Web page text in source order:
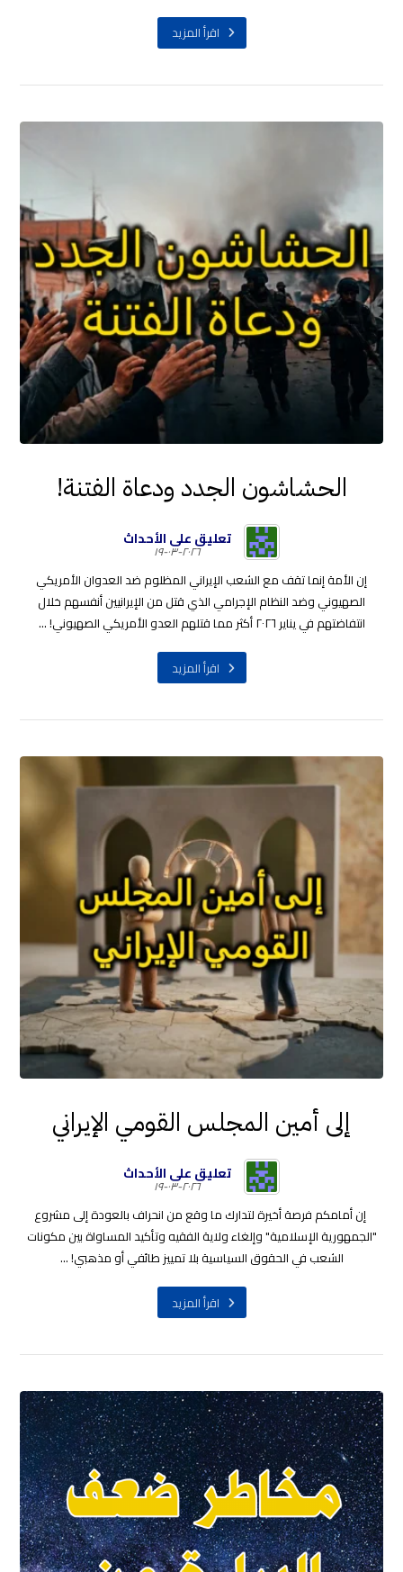
اقرأ المزيد
الحشاشون الجدد ودعاة الفتنة!
تعليق على الأحداث
٢٠٢٦-٠٣-١٩
إن الأمة إنما تقف مع الشعب الإيراني المظلوم ضد العدوان الأمريكي
الصهيوني وضد النظام الإجرامي الذي قتل من الإيرانيين أنفسهم خلال
انتفاضتهم في يناير ٢٠٢٦ أكثر مما قتلهم العدو الأمريكي الصهيوني! ...
اقرأ المزيد
إلى أمين المجلس القومي الإيراني
تعليق على الأحداث
٢٠٢٦-٠٣-١٩
إن أمامكم فرصة أخيرة لتدارك ما وقع من انحراف بالعودة إلى مشروع
"الجمهورية الإسلامية" وإلغاء ولاية الفقيه وتأكيد المساواة بين مكونات
الشعب في الحقوق السياسية بلا تمييز طائفي أو مذهبي! ...
اقرأ المزيد